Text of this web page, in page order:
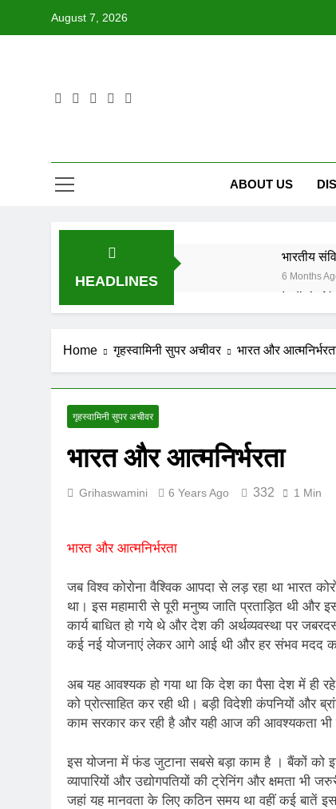
August 7, 2026
ABOUT US
HEADLINES
भारतीय
6 Months
6 Months
8 Months
Home गृहस्वामिनी सुपर अचीवर भारत और
गृहस्वामिनी सुपर अचीवर
भारत और आत्मनिर्भरता
Grihaswamini 6 Years Ago 332 1 Min
भारत और आत्मनिर्भरता
जब विश्व कोरोना वैश्विक आपदा से लड़ रहा था भारत
था। इस महामारी से पूरी मनुष्य जाति प्रताड़ित थी और
कार्य बाधित हो गये थे और देश की अर्थव्यवस्था पर
कई नई योजनाएं लेकर आगे आई थी और हर संभव मदद
अब यह आवश्यक हो गया था कि देश का पैसा देश में ही
को प्रोत्साहित कर रही थी। बड़ी विदेशी कंपनियों और
काम सरकार कर रही है और यही आज की आवश्यकता भी
इस योजना में फंड जुटाना सबसे बड़ा काम है । बैंकों को
व्यापारियों और उद्योगपतियों की ट्रेनिंग और क्षमता भी
जहां यह मानवता के लिए कठिन समय था वहीं कई बातें